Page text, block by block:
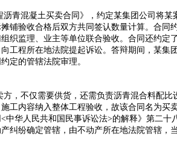
青混凝土买卖合同》，约定某集团公司将
铺验收合格后双方共同签认数量计算。合同
织监理、业主等单位联合验收。合同还约定
工程所在地法院提起诉讼。答辩期间，某集
定的管辖法院审理。
，不仅需要供货，还需负责沥青混合料配
工内容纳入整体工程验收，故该合同名为买
中华人民共和国民事诉讼法>的解释》第二十
纠纷确定管辖，由不动产所在地法院管辖，